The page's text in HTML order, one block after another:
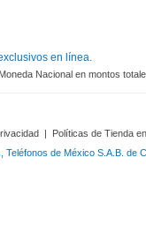
en línea.
Nacional en montos
| Políticas de Tienda
de México S.A.B. de